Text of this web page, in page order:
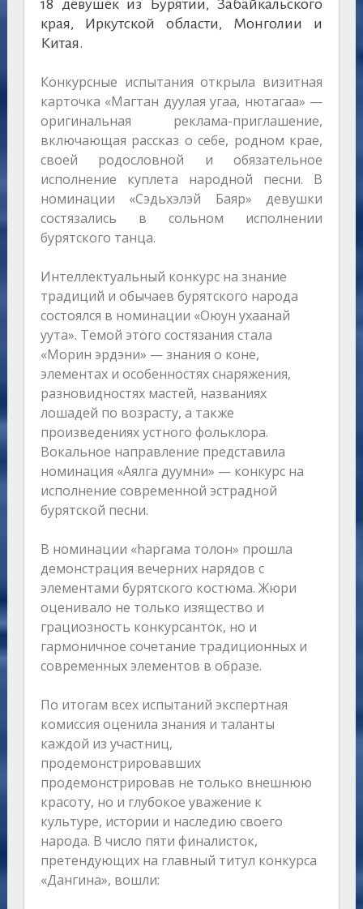
18 девушек из Бурятии, Забайкальского
края, Иркутской области, Монголии и
Китая.
Конкурсные испытания открыла визитная
карточка «Магтан дуулая угаа, нютагаа» —
оригинальная реклама-приглашение,
включающая рассказ о себе, родном крае,
своей родословной и обязательное
исполнение куплета народной песни. В
номинации «Сэдьхэлэй Баяр» девушки
состязались в сольном исполнении
бурятского танца.
Интеллектуальный конкурс на знание
традиций и обычаев бурятского народа
состоялся в номинации «Оюун ухаанай
уута». Темой этого состязания стала
«Морин эрдэни» — знания о коне,
элементах и особенностях снаряжения,
разновидностях мастей, названиях
лошадей по возрасту, а также
произведениях устного фольклора.
Вокальное направление представила
номинация «Аялга дуумни» — конкурс на
исполнение современной эстрадной
бурятской песни.
В номинации «hаргама толон» прошла
демонстрация вечерних нарядов с
элементами бурятского костюма. Жюри
оценивало не только изящество и
грациозность конкурсанток, но и
гармоничное сочетание традиционных и
современных элементов в образе.
По итогам всех испытаний экспертная
комиссия оценила знания и таланты
каждой из участниц,
продемонстрировавших
продемонстрировав не только внешнюю
красоту, но и глубокое уважение к
культуре, истории и наследию своего
народа. В число пяти финалисток,
претендующих на главный титул конкурса
«Дангина», вошли: